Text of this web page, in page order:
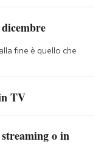
fine è quello che
TV
o in